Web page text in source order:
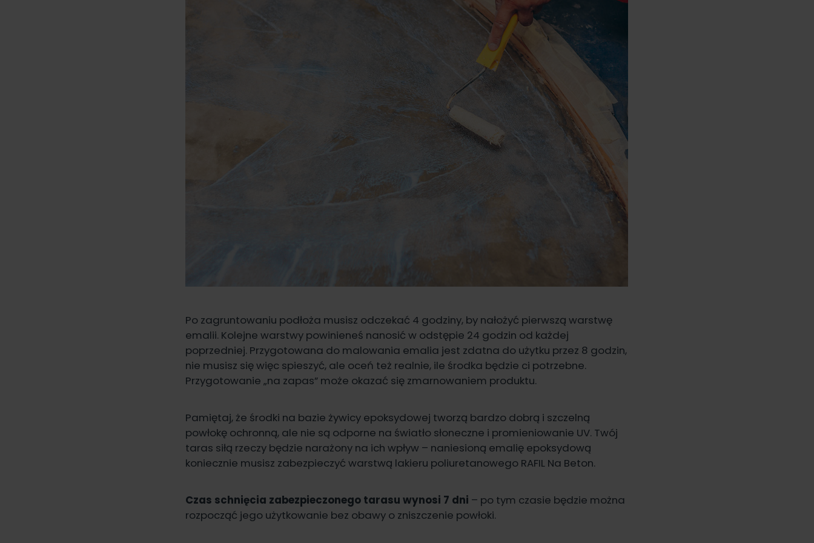
Po zagruntowaniu podłoża musisz odczekać 4 godziny, by nałożyć pierwszą warstwę
emalii. Kolejne warstwy powinieneś nanosić w odstępie 24 godzin od każdej
poprzedniej. Przygotowana do malowania emalia jest zdatna do użytku przez 8 godzin,
nie musisz się więc spieszyć, ale oceń też realnie, ile środka będzie ci potrzebne.
Przygotowanie „na zapas” może okazać się zmarnowaniem produktu.
Pamiętaj, że środki na bazie żywicy epoksydowej tworzą bardzo dobrą i szczelną
powłokę ochronną, ale nie są odporne na światło słoneczne i promieniowanie UV. Twój
taras siłą rzeczy będzie narażony na ich wpływ – naniesioną emalię epoksydową
koniecznie musisz zabezpieczyć warstwą lakieru poliuretanowego RAFIL Na Beton.
Czas schnięcia zabezpieczonego tarasu wynosi 7 dni – po tym czasie będzie można
rozpocząć jego użytkowanie bez obawy o zniszczenie powłoki.